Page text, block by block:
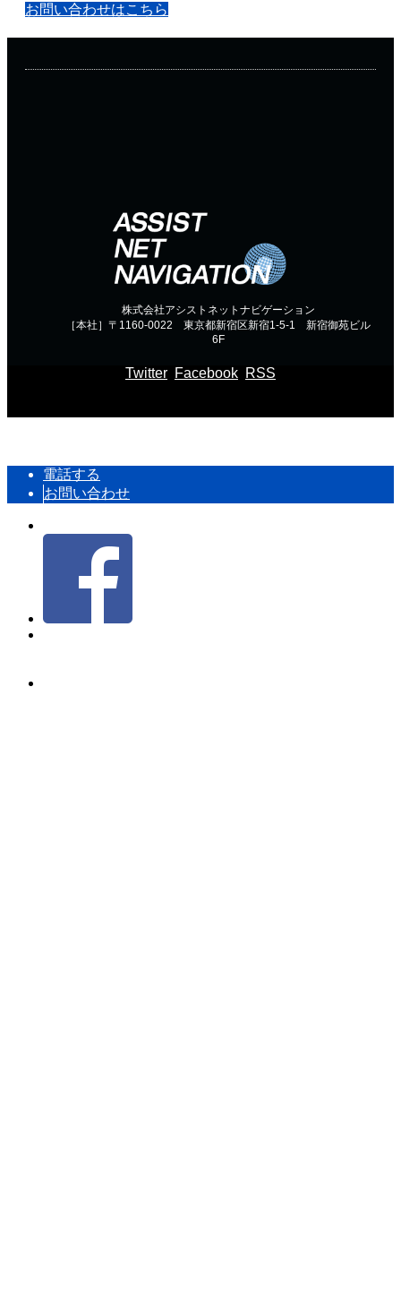
お問い合わせはこちら
株式会社アシストネットナビゲーション
［本社］〒1160-0022 東京都新宿区新宿1-5-1 新宿御苑ビル
6F
Twitter Facebook RSS
電話する
お問い合わせ